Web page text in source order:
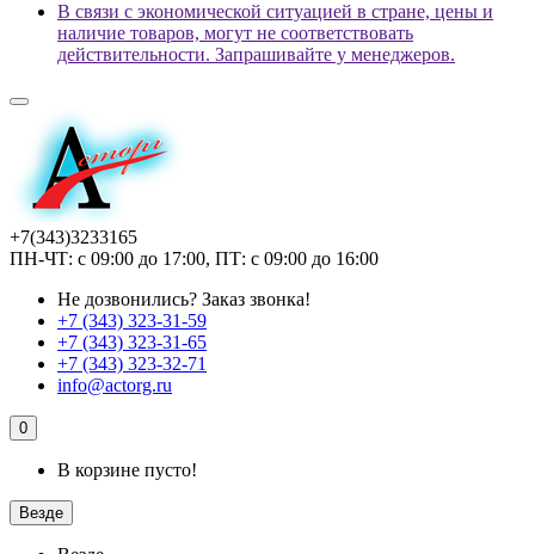
В связи с экономической ситуацией в стране, цены и
наличие товаров, могут не соответствовать
действительности. Запрашивайте у менеджеров.
+7(343)3233165
ПН-ЧТ: с 09:00 до 17:00, ПТ: с 09:00 до 16:00
Не дозвонились? Заказ звонка!
+7 (343) 323-31-59
+7 (343) 323-31-65
+7 (343) 323-32-71
info@actorg.ru
0
В корзине пусто!
Везде